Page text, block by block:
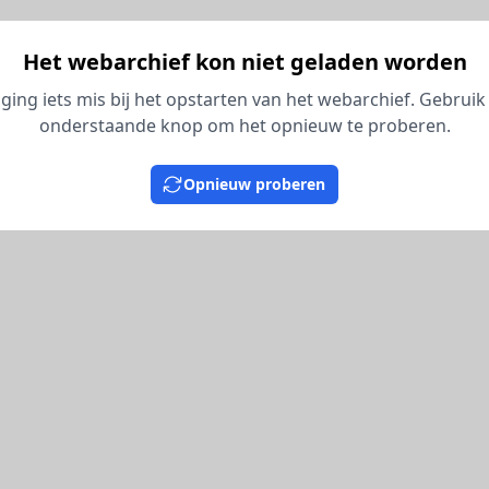
Het webarchief kon niet geladen worden
iets mis bij het opstarten van het webarchief. Gebruik
onderstaande knop om het opnieuw te proberen.
Opnieuw proberen